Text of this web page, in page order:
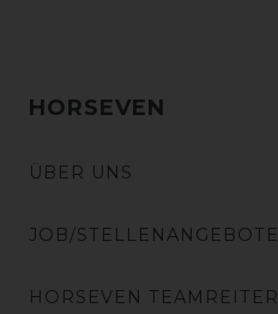
HORSEVEN
ÜBER UNS
JOB/STELLENANGEBOTE
HORSEVEN TEAMREITER